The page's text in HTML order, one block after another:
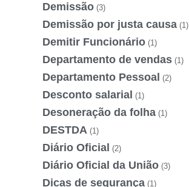
Demissão (3)
Demissão por justa causa (1)
Demitir Funcionário (1)
Departamento de vendas (1)
Departamento Pessoal (2)
Desconto salarial (1)
Desoneração da folha (1)
DESTDA (1)
Diário Oficial (2)
Diário Oficial da União (3)
Dicas de segurança (1)